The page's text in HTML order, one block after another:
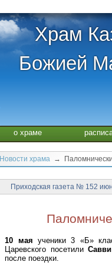
Храм
Божией
о храме
Новости храма →
Приходская газета № 152
10 мая ученики 3 «Б»
Царевского посетили
после поездки.